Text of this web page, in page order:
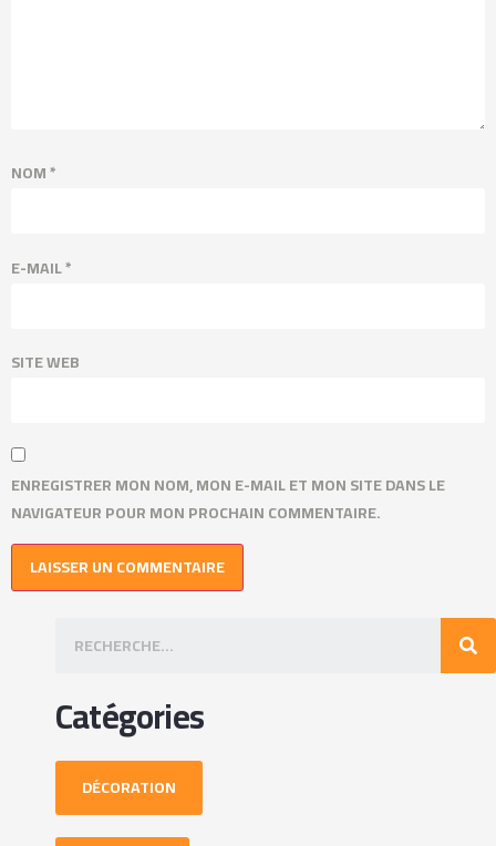
NOM*
E-MAIL*
SITE WEB
ENREGISTRER MON NOM, MON E-MAIL ET MON SITE DANS LE
NAVIGATEUR POUR MON PROCHAIN COMMENTAIRE.
Catégories
DÉCORATION